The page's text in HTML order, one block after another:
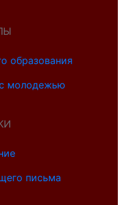
образования
молодежью
письма